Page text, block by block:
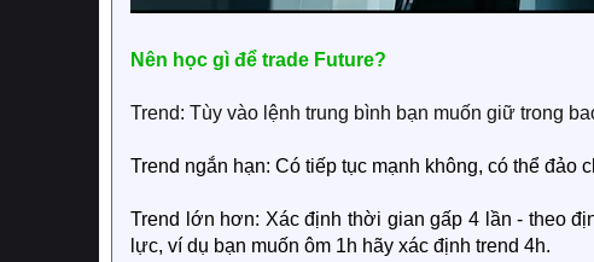
Nên học gì để trade Future?
Trend: Tùy vào lệnh trung bình bạn muốn giữ trong
Trend ngắn hạn: Có tiếp tục mạnh không, có thể đảo
Trend lớn hơn: Xác định thời gian gấp 4 lần - theo
lực, ví dụ bạn muốn ôm 1h hãy xác định trend 4h.